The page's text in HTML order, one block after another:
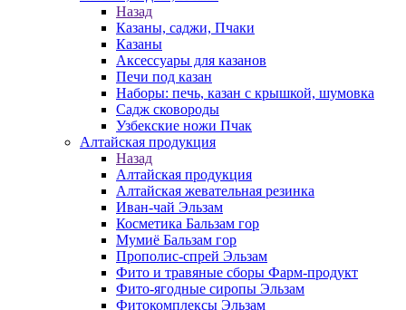
Назад
Казаны, саджи, Пчаки
Казаны
Аксессуары для казанов
Печи под казан
Наборы: печь, казан с крышкой, шумовка
Садж сковороды
Узбекские ножи Пчак
Алтайская продукция
Назад
Алтайская продукция
Алтайская жевательная резинка
Иван-чай Эльзам
Косметика Бальзам гор
Мумиё Бальзам гор
Прополис-спрей Эльзам
Фито и травяные сборы Фарм-продукт
Фито-ягодные сиропы Эльзам
Фитокомплексы Эльзам